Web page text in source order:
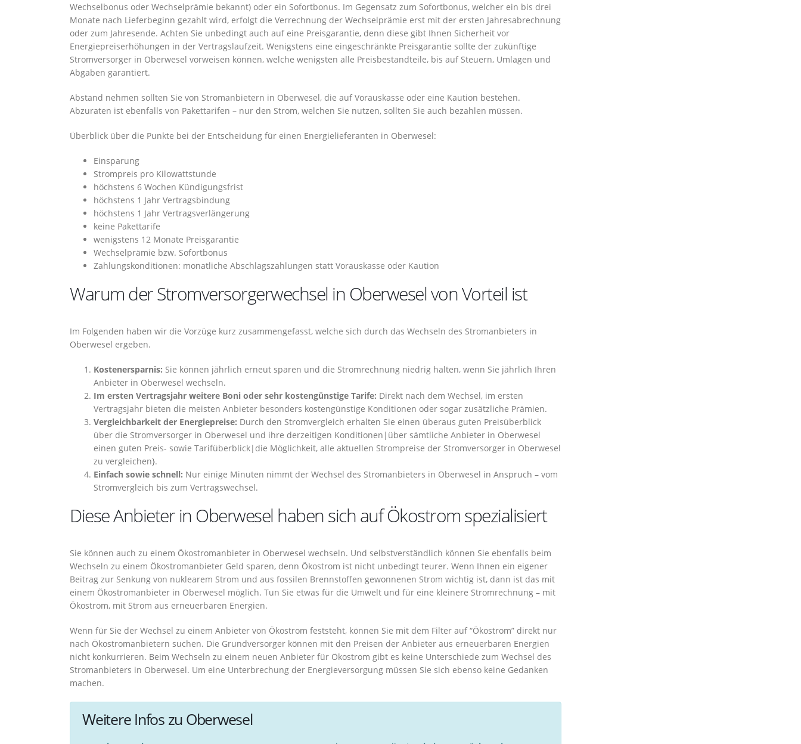
Wechselbonus oder Wechselprämie bekannt) oder ein Sofortbonus. Im Gegensatz zum Sofortbonus, welcher ein bis drei
Monate nach Lieferbeginn gezahlt wird, erfolgt die Verrechnung der Wechselprämie erst mit der ersten Jahresabrechnung
oder zum Jahresende. Achten Sie unbedingt auch auf eine Preisgarantie, denn diese gibt Ihnen Sicherheit vor
Energiepreiserhöhungen in der Vertragslaufzeit. Wenigstens eine eingeschränkte Preisgarantie sollte der zukünftige
Stromversorger in Oberwesel vorweisen können, welche wenigsten alle Preisbestandteile, bis auf Steuern, Umlagen und
Abgaben garantiert.
Abstand nehmen sollten Sie von Stromanbietern in Oberwesel, die auf Vorauskasse oder eine Kaution bestehen.
Abzuraten ist ebenfalls von Pakettarifen – nur den Strom, welchen Sie nutzen, sollten Sie auch bezahlen müssen.
Überblick über die Punkte bei der Entscheidung für einen Energielieferanten in Oberwesel:
Einsparung
Strompreis pro Kilowattstunde
höchstens 6 Wochen Kündigungsfrist
höchstens 1 Jahr Vertragsbindung
höchstens 1 Jahr Vertragsverlängerung
keine Pakettarife
wenigstens 12 Monate Preisgarantie
Wechselprämie bzw. Sofortbonus
Zahlungskonditionen: monatliche Abschlagszahlungen statt Vorauskasse oder Kaution
Warum der Stromversorgerwechsel in Oberwesel von Vorteil ist
Im Folgenden haben wir die Vorzüge kurz zusammengefasst, welche sich durch das Wechseln des Stromanbieters in
Oberwesel ergeben.
Kostenersparnis: Sie können jährlich erneut sparen und die Stromrechnung niedrig halten, wenn Sie jährlich Ihren
Anbieter in Oberwesel wechseln.
Im ersten Vertragsjahr weitere Boni oder sehr kostengünstige Tarife: Direkt nach dem Wechsel, im ersten
Vertragsjahr bieten die meisten Anbieter besonders kostengünstige Konditionen oder sogar zusätzliche Prämien.
Vergleichbarkeit der Energiepreise: Durch den Stromvergleich erhalten Sie einen überaus guten Preisüberblick
über die Stromversorger in Oberwesel und ihre derzeitigen Konditionen|über sämtliche Anbieter in Oberwesel
einen guten Preis- sowie Tarifüberblick|die Möglichkeit, alle aktuellen Strompreise der Stromversorger in Oberwesel
zu vergleichen}.
Einfach sowie schnell: Nur einige Minuten nimmt der Wechsel des Stromanbieters in Oberwesel in Anspruch – vom
Stromvergleich bis zum Vertragswechsel.
Diese Anbieter in Oberwesel haben sich auf Ökostrom spezialisiert
Sie können auch zu einem Ökostromanbieter in Oberwesel wechseln. Und selbstverständlich können Sie ebenfalls beim
Wechseln zu einem Ökostromanbieter Geld sparen, denn Ökostrom ist nicht unbedingt teurer. Wenn Ihnen ein eigener
Beitrag zur Senkung von nuklearem Strom und aus fossilen Brennstoffen gewonnenen Strom wichtig ist, dann ist das mit
einem Ökostromanbieter in Oberwesel möglich. Tun Sie etwas für die Umwelt und für eine kleinere Stromrechnung – mit
Ökostrom, mit Strom aus erneuerbaren Energien.
Wenn für Sie der Wechsel zu einem Anbieter von Ökostrom feststeht, können Sie mit dem Filter auf “Ökostrom” direkt nur
nach Ökostromanbietern suchen. Die Grundversorger können mit den Preisen der Anbieter aus erneuerbaren Energien
nicht konkurrieren. Beim Wechseln zu einem neuen Anbieter für Ökostrom gibt es keine Unterschiede zum Wechsel des
Stromanbieters in Oberwesel. Um eine Unterbrechung der Energieversorgung müssen Sie sich ebenso keine Gedanken
machen.
Weitere Infos zu Oberwesel